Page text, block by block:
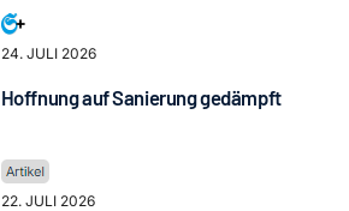
24. JULI 2026
Hoffnung auf Sanierung gedämpft
22. JULI 2026